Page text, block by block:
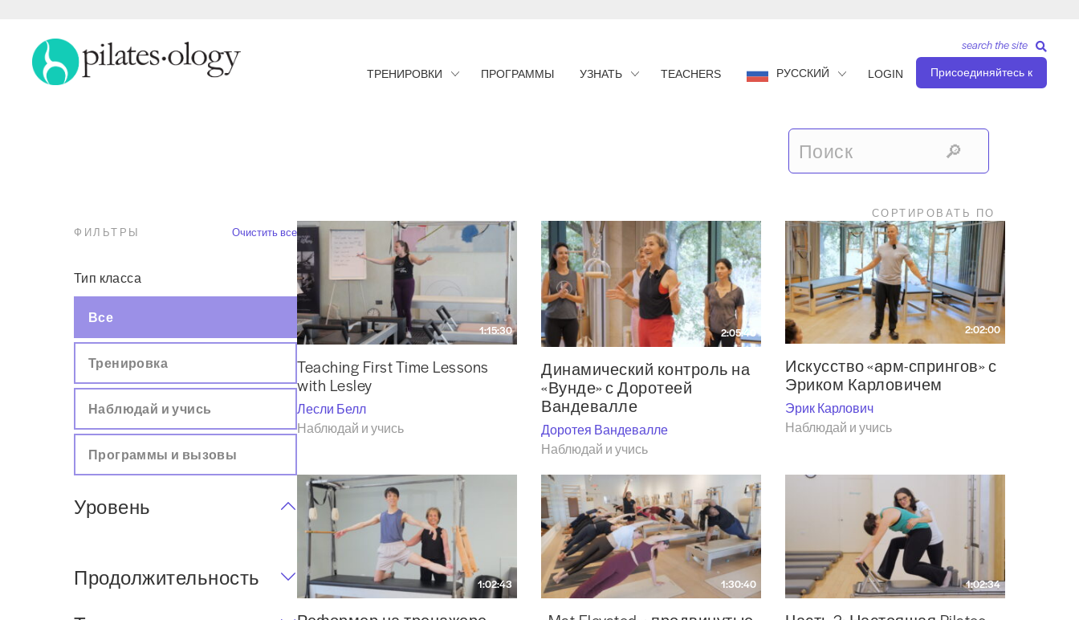
ТРЕНИРОВКИ ПРОГРАММЫ УЗНАТЬ TEACHERS РУССКИЙ LOGIN Присоединяйтесь к
search the site
ФИЛЬТРЫ Очистить все
Тип класса
Все
Тренировка
Наблюдай и учись
Программы и вызовы
Уровень
Продолжительность
СОРТИРОВАТЬ ПО
1:15:30
Teaching First Time Lessons
with Lesley
Лесли Белл
Наблюдай и учись
2:05:40
Динамический контроль на
«Вунде» с Доротеей
Вандевалле
Доротея Вандевалле
Наблюдай и учись
2:02:00
Искусство «арм-спрингов» с
Эриком Карловичем
Эрик Карлович
Наблюдай и учись
1:02:43 1:30:40 1:02:34